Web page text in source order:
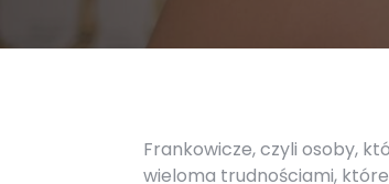
Frankowicze, czyli osoby,
wieloma trudnościami,